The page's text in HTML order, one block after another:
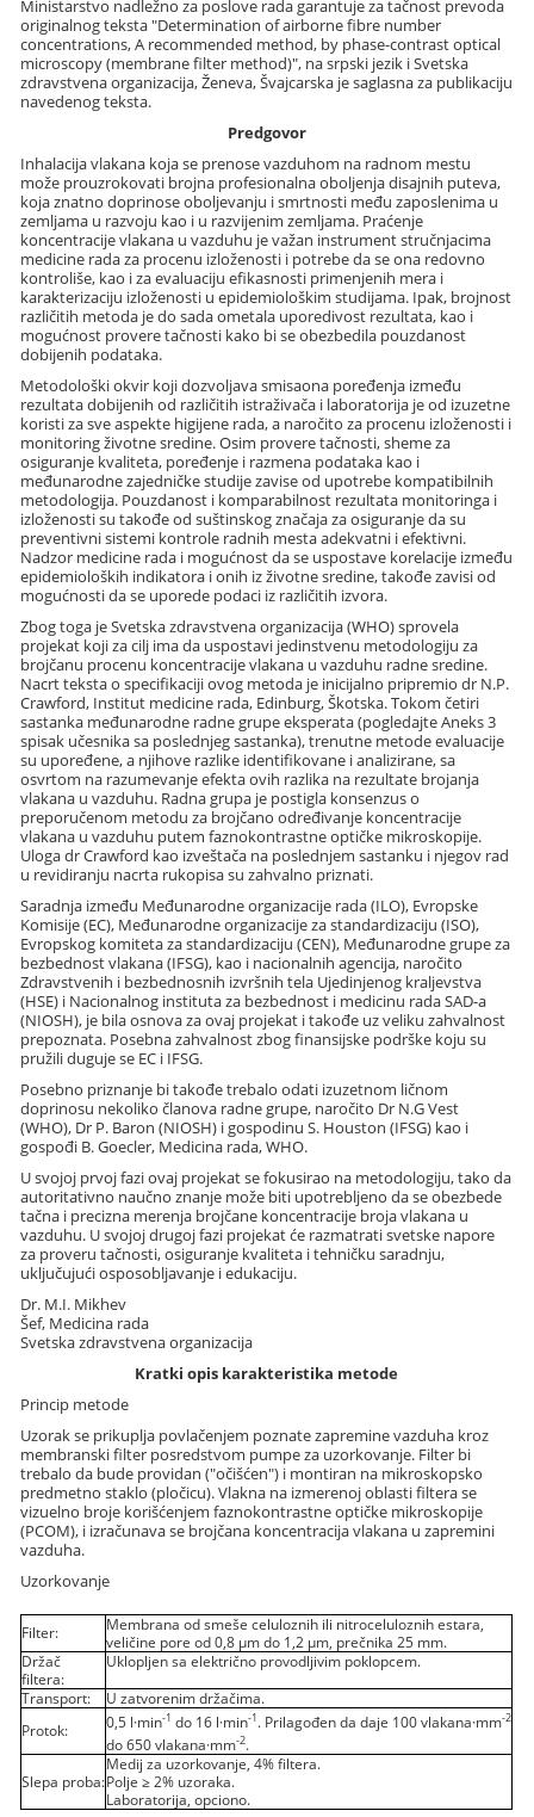
Ministarstvo nadležno za poslove rada garantuje za tačnost prevoda
originalnog teksta "Determination of airborne fibre number
concentrations, A recommended method, by phase-contrast optical
microscopy (membrane filter method)", na srpski jezik i Svetska
zdravstvena organizacija, Ženeva, Švajcarska je saglasna za publikaciju
navedenog teksta.
Predgovor
Inhalacija vlakana koja se prenose vazduhom na radnom mestu
može prouzrokovati brojna profesionalna oboljenja disajnih puteva,
koja znatno doprinose oboljevanju i smrtnosti među zaposlenima u
zemljama u razvoju kao i u razvijenim zemljama. Praćenje
koncentracije vlakana u vazduhu je važan instrument stručnjacima
medicine rada za procenu izloženosti i potrebe da se ona redovno
kontroliše, kao i za evaluaciju efikasnosti primenjenih mera i
karakterizaciju izloženosti u epidemiološkim studijama. Ipak, brojnost
različitih metoda je do sada ometala uporedivost rezultata, kao i
mogućnost provere tačnosti kako bi se obezbedila pouzdanost
dobijenih podataka.
Metodološki okvir koji dozvoljava smisaona poređenja između
rezultata dobijenih od različitih istraživača i laboratorija je od izuzetne
koristi za sve aspekte higijene rada, a naročito za procenu izloženosti i
monitoring životne sredine. Osim provere tačnosti, sheme za
osiguranje kvaliteta, poređenje i razmena podataka kao i
međunarodne zajedničke studije zavise od upotrebe kompatibilnih
metodologija. Pouzdanost i komparabilnost rezultata monitoringa i
izloženosti su takođe od suštinskog značaja za osiguranje da su
preventivni sistemi kontrole radnih mesta adekvatni i efektivni.
Nadzor medicine rada i mogućnost da se uspostave korelacije između
epidemioloških indikatora i onih iz životne sredine, takođe zavisi od
mogućnosti da se uporede podaci iz različitih izvora.
Zbog toga je Svetska zdravstvena organizacija (WHO) sprovela
projekat koji za cilj ima da uspostavi jedinstvenu metodologiju za
brojčanu procenu koncentracije vlakana u vazduhu radne sredine.
Nacrt teksta o specifikaciji ovog metoda je inicijalno pripremio dr N.P.
Crawford, Institut medicine rada, Edinburg, Škotska. Tokom četiri
sastanka međunarodne radne grupe eksperata (pogledajte Aneks 3
spisak učesnika sa poslednjeg sastanka), trenutne metode evaluacije
su upoređene, a njihove razlike identifikovane i analizirane, sa
osvrtom na razumevanje efekta ovih razlika na rezultate brojanja
vlakana u vazduhu. Radna grupa je postigla konsenzus o
preporučenom metodu za brojčano određivanje koncentracije
vlakana u vazduhu putem faznokontrastne optičke mikroskopije.
Uloga dr Crawford kao izveštača na poslednjem sastanku i njegov rad
u revidiranju nacrta rukopisa su zahvalno priznati.
Saradnja između Međunarodne organizacije rada (ILO), Evropske
Komisije (EC), Međunarodne organizacije za standardizaciju (ISO),
Evropskog komiteta za standardizaciju (CEN), Međunarodne grupe za
bezbednost vlakana (IFSG), kao i nacionalnih agencija, naročito
Zdravstvenih i bezbednosnih izvršnih tela Ujedinjenog kraljevstva
(HSE) i Nacionalnog instituta za bezbednost i medicinu rada SAD-a
(NIOSH), je bila osnova za ovaj projekat i takođe uz veliku zahvalnost
prepoznata. Posebna zahvalnost zbog finansijske podrške koju su
pružili duguje se EC i IFSG.
Posebno priznanje bi takođe trebalo odati izuzetnom ličnom
doprinosu nekoliko članova radne grupe, naročito Dr N.G Vest
(WHO), Dr P. Baron (NIOSH) i gospodinu S. Houston (IFSG) kao i
gospođi B. Goecler, Medicina rada, WHO.
U svojoj prvoj fazi ovaj projekat se fokusirao na metodologiju, tako da
autoritativno naučno znanje može biti upotrebljeno da se obezbede
tačna i precizna merenja brojčane koncentracije broja vlakana u
vazduhu. U svojoj drugoj fazi projekat će razmatrati svetske napore
za proveru tačnosti, osiguranje kvaliteta i tehničku saradnju,
uključujući osposobljavanje i edukaciju.
Dr. M.I. Mikhev
Šef, Medicina rada
Svetska zdravstvena organizacija
Kratki opis karakteristika metode
Princip metode
Uzorak se prikuplja povlačenjem poznate zapremine vazduha kroz
membranski filter posredstvom pumpe za uzorkovanje. Filter bi
trebalo da bude providan ("očišćen") i montiran na mikroskopsko
predmetno staklo (pločicu). Vlakna na izmerenoj oblasti filtera se
vizuelno broje korišćenjem faznokontrastne optičke mikroskopije
(PCOM), i izračunava se brojčana koncentracija vlakana u zapremini
vazduha.
Uzorkovanje
Filter:
Membrana od smeše celuloznih ili nitroceluloznih estara,
veličine pore od 0,8 µm do 1,2 µm, prečnika 25 mm.
Držač
filtera:
Uklopljen sa električno provodljivim poklopcem.
Transport:
U zatvorenim držačima.
Protok:
0,5 l·min-1 do 16 l·min-1. Prilagođen da daje 100 vlakana·mm-2
do 650 vlakana·mm-2.
Slepa proba:
Medij za uzorkovanje, 4% filtera.
Polje ≥ 2% uzoraka.
Laboratorija, opciono.